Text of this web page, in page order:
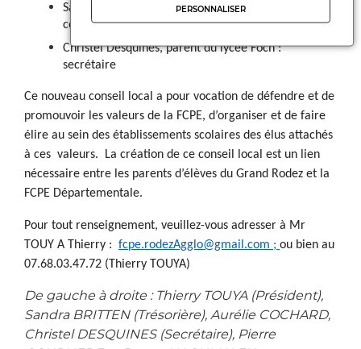
Sandra Britten, parent de l’école Flaugergues et
collège Fabre : trésorière
Christel Desquines, parent du lycée Foch :
secrétaire
Ce nouveau conseil local a pour vocation de défendre et de
promouvoir les valeurs de la FCPE, d’organiser et de faire
élire au sein des établissements scolaires des élus attachés
à ces valeurs. La création de ce conseil local est un lien
nécessaire entre les parents d’élèves du Grand Rodez et la
FCPE Départementale.
Pour tout renseignement, veuillez-vous adresser à Mr
TOUY A Thierry : fcpe.rodezAgglo@gmail.com ; ou bien au
07.68.03.47.72 (Thierry TOUYA)
De gauche à droite : Thierry TOUYA (Président),
Sandra BRITTEN (Trésorière), Aurélie COCHARD,
Christel DESQUINES (Secrétaire), Pierre
PERSONNALISER